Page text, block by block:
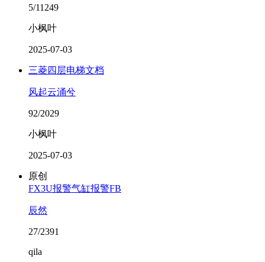
5/11249
小枫叶
2025-07-03
三菱四层电梯文档
风起云涌兮
92/2029
小枫叶
2025-07-03
原创
FX3U报警气缸报警FB
辰然
27/2391
qila